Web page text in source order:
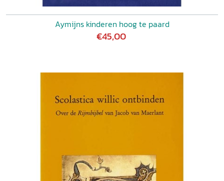
Aymijns kinderen hoog te paard
€45,00